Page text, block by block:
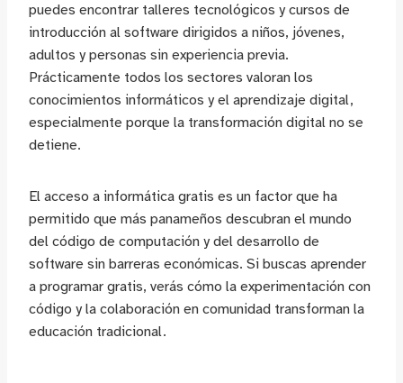
puedes encontrar talleres tecnológicos y cursos de
introducción al software dirigidos a niños, jóvenes,
adultos y personas sin experiencia previa.
Prácticamente todos los sectores valoran los
conocimientos informáticos y el aprendizaje digital,
especialmente porque la transformación digital no se
detiene.
El acceso a informática gratis es un factor que ha
permitido que más panameños descubran el mundo
del código de computación y del desarrollo de
software sin barreras económicas. Si buscas aprender
a programar gratis, verás cómo la experimentación con
código y la colaboración en comunidad transforman la
educación tradicional.